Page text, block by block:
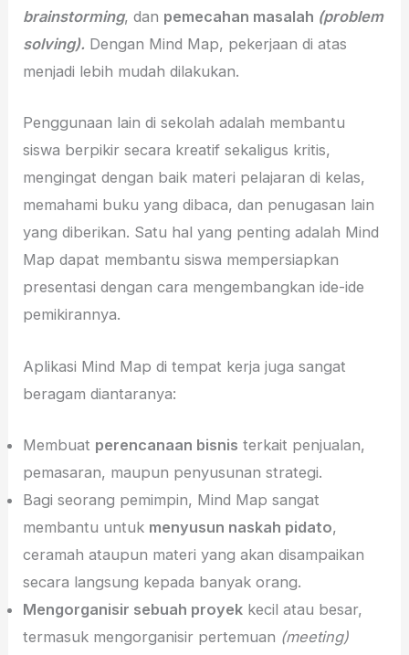
brainstorming, dan pemecahan masalah (problem
solving). Dengan Mind Map, pekerjaan di atas
menjadi lebih mudah dilakukan.
Penggunaan lain di sekolah adalah membantu
siswa berpikir secara kreatif sekaligus kritis,
mengingat dengan baik materi pelajaran di kelas,
memahami buku yang dibaca, dan penugasan lain
yang diberikan. Satu hal yang penting adalah Mind
Map dapat membantu siswa mempersiapkan
presentasi dengan cara mengembangkan ide-ide
pemikirannya.
Aplikasi Mind Map di tempat kerja juga sangat
beragam diantaranya:
Membuat perencanaan bisnis terkait penjualan,
pemasaran, maupun penyusunan strategi.
Bagi seorang pemimpin, Mind Map sangat
membantu untuk menyusun naskah pidato,
ceramah ataupun materi yang akan disampaikan
secara langsung kepada banyak orang.
Mengorganisir sebuah proyek kecil atau besar,
termasuk mengorganisir pertemuan (meeting)